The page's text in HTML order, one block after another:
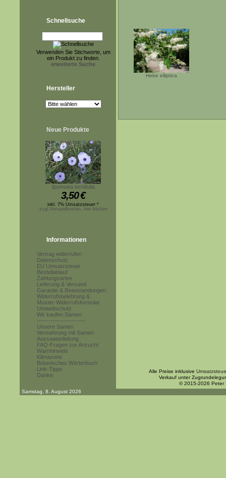
Schnellsuche
Verwenden Sie Stichworte, um
ein Produkt zu finden.
erweiterte Suche
Hersteller
Neue Produkte
Ipomoea ternifolia
3,50€
inkl. 7% Umsatzsteuer *
zzgl.Versandkosten, hier klicken
Informationen
Vertrag widerrufen
Datenschutz
EU Umsatzsteuer
Bestellablauf
Zahlungsarten
Lieferung & Versand
Garantie & Beanstandungen
Widerrufsbelehrung &
Muster-Widerrufsformular
Umweltschutz
Wir kaufen Samen
------------------------
Unsere Samen
Vermehrung mit Samen
Aussaatanleitung
FAQ-Fragen zur Anzucht
Warnhinweis
Klimazone
Botanisches Wörterbuch
Link-Tipps
Danke
Hebe elliptica
Alle Preise inklusive
Verkauf unter
© 2015-2026 Peter
Samstag, 8. August 2026